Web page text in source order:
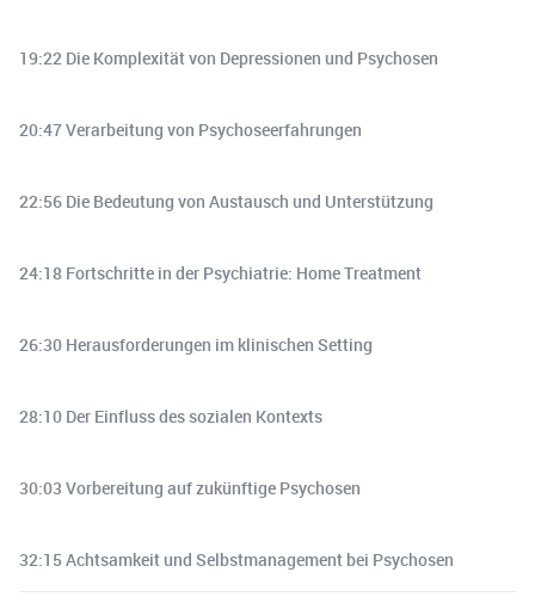
19:22 Die Komplexität von Depressionen und Psychosen
20:47 Verarbeitung von Psychoseerfahrungen
22:56 Die Bedeutung von Austausch und Unterstützung
24:18 Fortschritte in der Psychiatrie: Home Treatment
26:30 Herausforderungen im klinischen Setting
28:10 Der Einfluss des sozialen Kontexts
30:03 Vorbereitung auf zukünftige Psychosen
32:15 Achtsamkeit und Selbstmanagement bei Psychosen